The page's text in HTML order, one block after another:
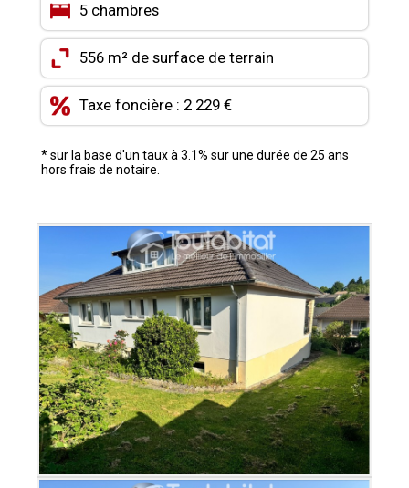
MON COMPTE
MES FAVORIS
5 chambres
556 m² de surface de terrain
Taxe foncière : 2 229 €
* sur la base d'un taux à 3.1% sur une durée de 25 ans
hors frais de notaire.